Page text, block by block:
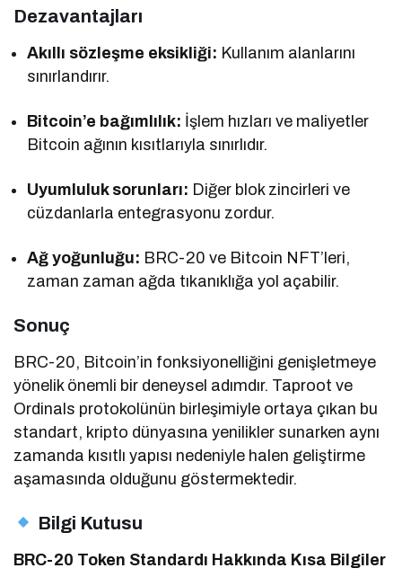
Dezavantajları
Akıllı sözleşme eksikliği: Kullanım alanlarını
sınırlandırır.
Bitcoin’e bağımlılık: İşlem hızları ve maliyetler
Bitcoin ağının kısıtlarıyla sınırlıdır.
Uyumluluk sorunları: Diğer blok zincirleri ve
cüzdanlarla entegrasyonu zordur.
Ağ yoğunluğu: BRC-20 ve Bitcoin NFT’leri,
zaman zaman ağda tıkanıklığa yol açabilir.
Sonuç
BRC-20, Bitcoin’in fonksiyonelliğini genişletmeye
yönelik önemli bir deneysel adımdır. Taproot ve
Ordinals protokolünün birleşimiyle ortaya çıkan bu
standart, kripto dünyasına yenilikler sunarken aynı
zamanda kısıtlı yapısı nedeniyle halen geliştirme
aşamasında olduğunu göstermektedir.
Bilgi Kutusu
BRC-20 Token Standardı Hakkında Kısa Bilgiler